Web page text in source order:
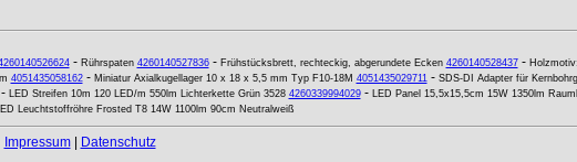
- Rührspaten 4260140527836- Frühstücksbrett, rechteckig, abgerundete Ecken 4260140528437-
4051435058162- Miniatur Axialkugellager 10 x 18 x 5,5 mm Typ F10-18M 4051435029711- SDS-DI Adapter für
LED Streifen 10m 120 LED/m 550lm Lichterkette Grün 3528 4260339994029- LED Panel 15,5x15,5cm 15W 1350lm
Leuchtstoffröhre Frosted T8 14W 1100lm 90cm Neutralweiß
Impressum| Datenschutz